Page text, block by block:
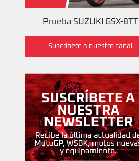
Prueba SUZUKI GSX-8TT
Suscríbete a nuestro canal